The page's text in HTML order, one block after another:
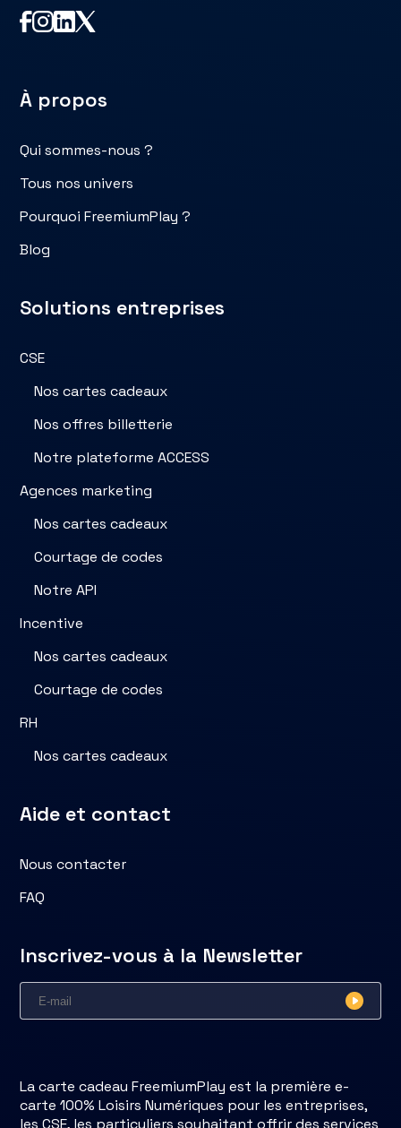
À propos
Qui sommes-nous ?
Tous nos univers
Pourquoi FreemiumPlay ?
Blog
Solutions entreprises
CSE
Nos cartes cadeaux
Nos offres billetterie
Notre plateforme ACCESS
Agences marketing
Nos cartes cadeaux
Courtage de codes
Notre API
Incentive
Nos cartes cadeaux
Courtage de codes
RH
Nos cartes cadeaux
Aide et contact
Nous contacter
FAQ
Inscrivez-vous à la Newsletter
La carte cadeau FreemiumPlay est la première e-
carte 100% Loisirs Numériques pour les entreprises,
les CSE, les particuliers souhaitant offrir des services